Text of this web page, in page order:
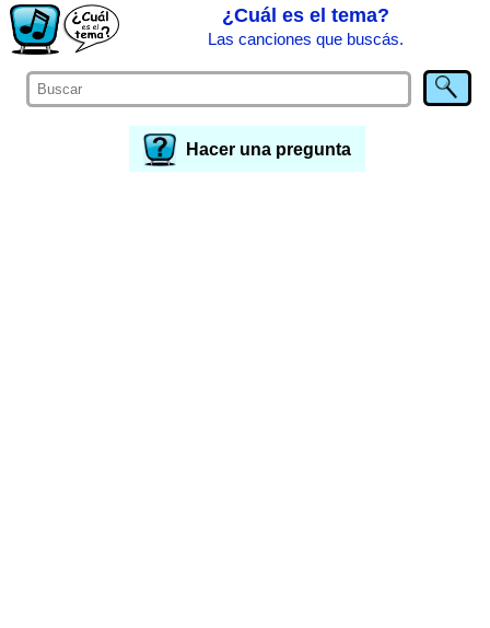
¿Cuál es el tema?
Las canciones que buscás.
Hacer una pregunta